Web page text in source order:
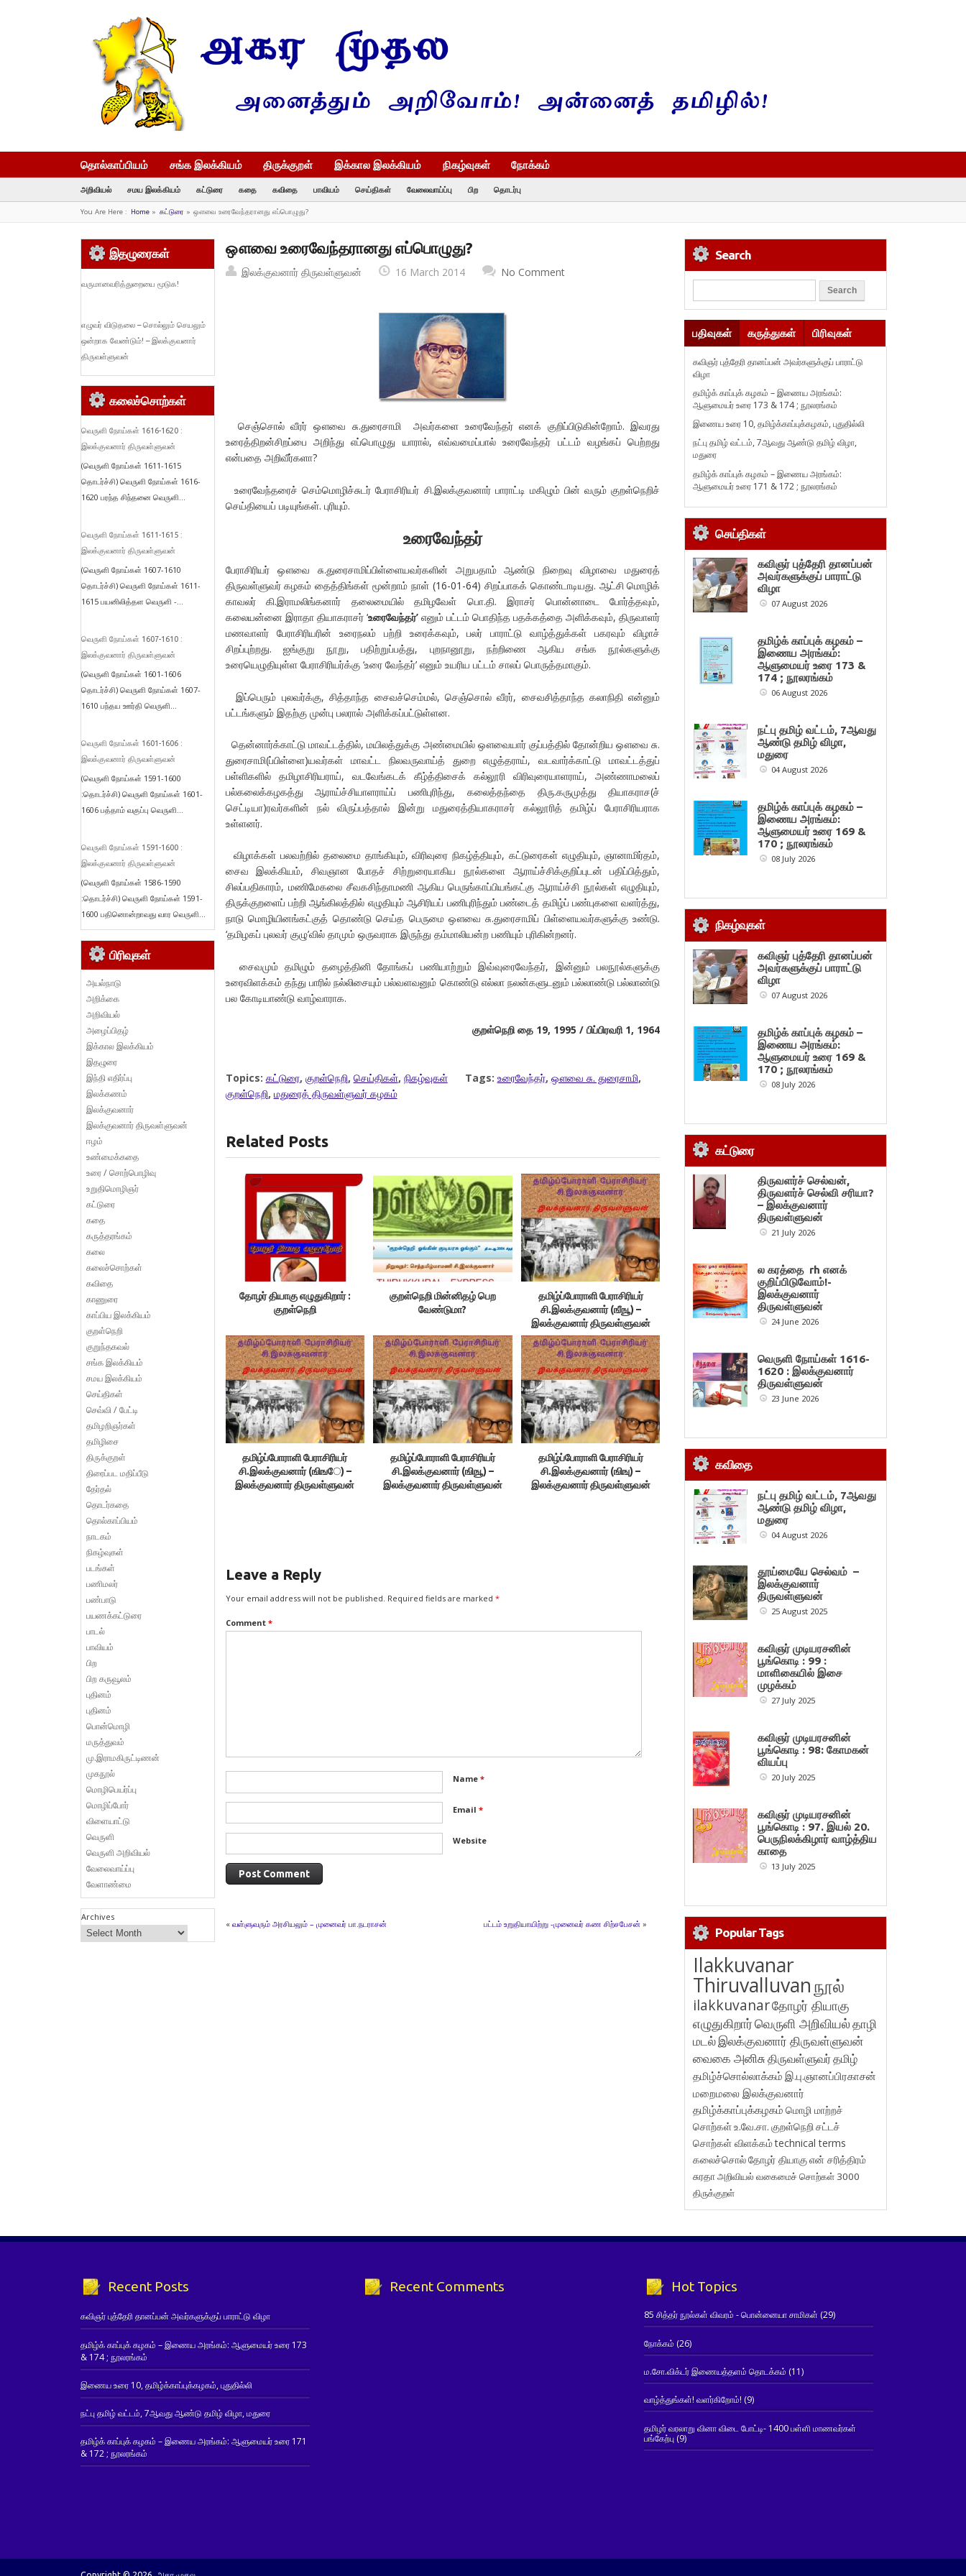
தொல்காப்பியம் சங்க இலக்கியம் திருக்குறள் இக்கால இலக்கியம் நிகழ்வுகள் நோக்கம்
அறிவியல் சமய இலக்கியம் கட்டுரை கதை கவிதை பாவியம் செய்திகள் வேலைவாய்ப்பு பிற தொடர்பு
You Are Here : Home» கட்டுரை » ஔவை உரைவேந்தரானது எப்பொழுது?
ஔவை உரைவேந்தரானது எப்பொழுது?
இலக்குவனார் திருவள்ளுவன் 16 March 2014 No Comment
செஞ்சொல் வீரர் ஔவை சு.துரைசாமி அவர்களை உரைவேந்தர் எனக் குறிப்பிடுகின்றோம். இவரது
உரைத்திறன்சிறப்பை அறிந்து எப்பொழுது யாரால், எவ்வமைப்பால் உரைவேந்தர் பட்டம் வழங்கப் பெற்றது
என்பதை அறிவீர்களா?
உரைவேந்தரைச் செம்மொழிச்சுடர் பேராசிரியர் சி.இலக்குவனார் பாராட்டி மகிழும் பின் வரும் குறள்நெறிச்
செய்தியைப் படியுங்கள். புரியும்.
உரைவேந்தர்
பேராசிரியர் ஔவை சு.துரைசாமிப்பிள்ளையவர்களின் அறுபதாம் ஆண்டு நிறைவு விழாவை மதுரைத்
திருவள்ளுவர் கழகம் தைத்திங்கள் மூன்றாம் நாள் (16-01-64) சிறப்பாகக் கொண்டாடியது. ஆட்சி மொழிக்
காவலர் கி.இராமலிங்கனார் தலைமையில் தமிழவேள் பொ.தி. இராசர் பொன்னாடை போர்த்தவும்,
கலையன்னை இராதா தியாகராசர் ‘உரைவேந்தர்’எனும் பட்டம் பொதிந்த பதக்கத்தை அளிக்கவும், திருவாளர்
மணவாளர் பேராசிரியரின் உரைநலம் பற்றி உரைக்கவும், பலர் பாராட்டு வாழ்த்துக்கள் பகரவும் விழாச்
சிறப்புற்றது. ஐங்குறு நூறு, பதிற்றுப்பத்து, புறநானூறு, நற்றிணை ஆகிய சங்க நூல்களுக்கு
உரையெழுதியுள்ள பேராசிரியர்க்கு ‘உரை வேந்தர்’ எனும் உயரிய பட்டம் சாலப் பொருத்தமாகும்.
இப்பெரும் புலவர்க்கு, சித்தாந்த சைவச்செம்மல், செஞ்சொல் வீரர், சைவசித்தாந்த கலாநிதி என்னும்
பட்டங்களும் இதற்கு முன்பு பலரால் அளிக்கப்பட்டுள்ளன.
தென்னார்க்காட்டு மாவட்டத்தில், மயிலத்துக்கு அண்மையில் ஔவையார் குப்பத்தில் தோன்றிய ஔவை சு.
துரைசாமி(ப்பிள்ளை)யவர்கள் மாவட்ட நிலவருவாய்த் துறை எழுத்தராய், வடவார்க்காட்டு மாவட்டத்துப்
பள்ளிகளில் தமிழாசிரியராய், வடவேங்கடக் கீழ்த்திசைக் கல்லூரி விரிவுரையாளராய், அண்ணாமலைப்
பல்கலைக்கழகத்து ஆராய்ச்சியாளராய்ப் பணிபுரிந்து, கலைத்தந்தை திரு.கருமுத்து தியாகராச(ச்
செட்டியா)ரவர்களின் நல் விருப்பத்தால் இன்று மதுரைத்தியாகராசர் கல்லூரித் தமிழ்ப் பேராசிரியராக
உள்ளனர்.
விழாக்கள் பலவற்றில் தலைமை தாங்கியும், விரிவுரை நிகழ்த்தியும், கட்டுரைகள் எழுதியும், ஞானாமிர்தம்,
சைவ இலக்கியம், சிவஞான போதச் சிற்றுரையாகிய நூல்களை ஆராய்ச்சிக்குறிப்புடன் பதிப்பித்தும்,
சிலப்பதிகாரம், மணிமேகலை சீவகசிந்தாமணி ஆகிய பெருங்காப்பியங்கட்கு ஆராய்ச்சி நூல்கள் எழுதியும்,
திருக்குறளைப் பற்றி ஆங்கிலத்தில் எழுதியும் ஆசிரியப் பணிபுரிந்தும் பண்டைத் தமிழ்ப் பண்புகளை வளர்த்து,
நாடு மொழியினங்கட்குத் தொண்டு செய்த பெருமை ஔவை சு.துரைசாமிப் பிள்ளையவர்களுக்கு உண்டு.
‘தமிழகப் புலவர் குழு’வில் தாமும் ஒருவராக இருந்து தம்மாலியன்ற பணியும் புரிகின்றனர்.
சைவமும் தமிழும் தழைத்தினி தோங்கப் பணியாற்றும் இவ்வுரைவேந்தர், இன்னும் பலநூல்களுக்கு
உரைவிளக்கம் தந்து பாரில் நல்லிசையும் பல்வளவனும் கொண்டு எல்லா நலன்களுடனும் பல்லாண்டு பல்லாண்டு
பல கோடியாண்டு வாழ்வாராக.
குறள்நெறி தை 19, 1995 / பிப்பிரவரி 1, 1964
Topics: கட்டுரை, குறள்நெறி, செய்திகள், நிகழ்வுகள் Tags: உரைவேந்தர், ஔவை சு. துரைசாமி,
குறள்நெறி, மதுரைத் திருவள்ளுவர் கழகம்
Related Posts
தோழர் தியாகு எழுதுகிறார் :
குறள்நெறி
குறள்நெறி மின்னிதழ் பெற
வேண்டுமா?
தமிழ்ப்போராளி பேராசிரியர்
சி.இலக்குவனார் (ஙீஙூ) –
இலக்குவனார் திருவள்ளுவன்
தமிழ்ப்போராளி பேராசிரியர்
சி.இலக்குவனார் (ஙிங‌‌ே) –
இலக்குவனார் திருவள்ளுவன்
தமிழ்ப்போராளி பேராசிரியர்
சி.இலக்குவனார் (ஙிஙூ) –
இலக்குவனார் திருவள்ளுவன்
தமிழ்ப்போராளி பேராசிரியர்
சி.இலக்குவனார் (ஙிஙு) –
இலக்குவனார் திருவள்ளுவன்
Leave a Reply
Your email address will not be published. Required fields are marked *
Comment *
Name *
Email *
Website
« வள்ளுவரும் அரசியலும் – முனைவர் பா.நடராசன் பட்டம் உறுதியாயிற்று -முனைவர் கண சிற்சபேசன் »
இதழுரைகள்
வருமானவரித்துறையை மூடுக!
எழுவர் விடுதலை – சொல்லும் செயலும்
ஒன்றாக வேண்டும்! – இலக்குவனார்
திருவள்ளுவன்
கலைச்சொற்கள்
வெருளி நோய்கள் 1616-1620 :
இலக்குவனார் திருவள்ளுவன்
(வெருளி நோய்கள் 1611-1615
தொடர்ச்சி) வெருளி நோய்கள் 1616-
1620 பரந்த சிந்தனை வெருளி...
வெருளி நோய்கள் 1611-1615 :
இலக்குவனார் திருவள்ளுவன்
(வெருளி நோய்கள் 1607-1610
தொடர்ச்சி) வெருளி நோய்கள் 1611-
1615 பயனிலித்தள வெருளி -...
வெருளி நோய்கள் 1607-1610 :
இலக்குவனார் திருவள்ளுவன்
(வெருளி நோய்கள் 1601-1606
தொடர்ச்சி) வெருளி நோய்கள் 1607-
1610 பந்தய ஊர்தி வெருளி...
வெருளி நோய்கள் 1601-1606 :
இலக்குவனார் திருவள்ளுவன்
(வெருளி நோய்கள் 1591-1600
:தொடர்ச்சி) வெருளி நோய்கள் 1601-
1606 பத்தாம் வகுப்பு வெருளி...
வெருளி நோய்கள் 1591-1600 :
இலக்குவனார் திருவள்ளுவன்
(வெருளி நோய்கள் 1586-1590
:தொடர்ச்சி) வெருளி நோய்கள் 1591-
1600 பதினொன்றாவது வார வெருளி...
பிரிவுகள்
அயல்நாடு
அறிக்கை
அறிவியல்
அழைப்பிதழ்
இக்கால இலக்கியம்
இதழுரை
இந்தி எதிர்ப்பு
இலக்கணம்
இலக்குவனார்
இலக்குவனார் திருவள்ளுவன்
ஈழம்
உண்மைக்கதை
உரை / சொற்பொழிவு
உறுதிமொழிஞர்
கட்டுரை
கதை
கருத்தரங்கம்
கலை
கலைச்சொற்கள்
கவிதை
காணுரை
காப்பிய இலக்கியம்
குறள்நெறி
குறுந்தகவல்
சங்க இலக்கியம்
சமய இலக்கியம்
செய்திகள்
செவ்வி / பேட்டி
தமிழறிஞர்கள்
தமிழிசை
திருக்குறள்
திரைப்பட மதிப்பீடு
தேர்தல்
தொடர்கதை
தொல்காப்பியம்
நாடகம்
நிகழ்வுகள்
படங்கள்
பணிமலர்
பண்பாடு
பயணக்கட்டுரை
பாடல்
பாவியம்
பிற
பிற கருவூலம்
புதினம்
புதினம்
பொன்மொழி
மருத்துவம்
மு.இராமகிருட்டிணன்
முகநூல்
மொழிபெயர்ப்பு
மொழிப்போர்
விளையாட்டு
வெருளி
வெருளி அறிவியல்
வேலைவாய்ப்பு
வேளாண்மை
Archives
Search
பதிவுகள் கருத்துகள் பிரிவுகள்
கவிஞர் புத்தேரி தானப்பன் அவர்களுக்குப் பாராட்டு
விழா
தமிழ்க் காப்புக் கழகம் – இணைய அரங்கம்:
ஆளுமையர் உரை 173 & 174 ; நூலரங்கம்
இணைய உரை 10, தமிழ்க்காப்புக்கழகம், புதுதில்லி
நட்பு தமிழ் வட்டம், 7ஆவது ஆண்டு தமிழ் விழா,
மதுரை
தமிழ்க் காப்புக் கழகம் – இணைய அரங்கம்:
ஆளுமையர் உரை 171 & 172 ; நூலரங்கம்
செய்திகள்
கவிஞர் புத்தேரி தானப்பன்
அவர்களுக்குப் பாராட்டு
விழா
07 August 2026
தமிழ்க் காப்புக் கழகம் –
இணைய அரங்கம்:
ஆளுமையர் உரை 173 &
174 ; நூலரங்கம்
06 August 2026
நட்பு தமிழ் வட்டம், 7ஆவது
ஆண்டு தமிழ் விழா,
மதுரை
04 August 2026
தமிழ்க் காப்புக் கழகம் –
இணைய அரங்கம்:
ஆளுமையர் உரை 169 &
170 ; நூலரங்கம்
08 July 2026
நிகழ்வுகள்
கவிஞர் புத்தேரி தானப்பன்
அவர்களுக்குப் பாராட்டு
விழா
07 August 2026
தமிழ்க் காப்புக் கழகம் –
இணைய அரங்கம்:
ஆளுமையர் உரை 169 &
170 ; நூலரங்கம்
08 July 2026
கட்டுரை
திருவளர்ச் செல்வன்,
திருவளர்ச் செல்வி சரியா?
– இலக்குவனார்
திருவள்ளுவன்
21 July 2026
ல கரத்தை rh எனக்
குறிப்பிடுவோம்!-
இலக்குவனார்
திருவள்ளுவன்
24 June 2026
வெருளி நோய்கள் 1616-
1620 : இலக்குவனார்
திருவள்ளுவன்
23 June 2026
கவிதை
நட்பு தமிழ் வட்டம், 7ஆவது
ஆண்டு தமிழ் விழா,
மதுரை
04 August 2026
தூய்மையே செல்வம் –
இலக்குவனார்
திருவள்ளுவன்
25 August 2025
கவிஞர் முடியரசனின்
பூங்கொடி : 99 :
மாளிகையில் இசை
முழக்கம்
27 July 2025
கவிஞர் முடியரசனின்
பூங்கொடி : 98: கோமகன்
வியப்பு
20 July 2025
கவிஞர் முடியரசனின்
பூங்கொடி : 97. இயல் 20.
பெருநிலக்கிழார் வாழ்த்திய
காதை
13 July 2025
Popular Tags
Ilakkuvanar
Thiruvalluvanநூல்
ilakkuvanarதோழர் தியாகு
எழுதுகிறார்வெருளி அறிவியல்தாழி
மடல்இலக்குவனார் திருவள்ளுவன்
வைகை அனிசுதிருவள்ளுவர்தமிழ்
தமிழ்ச்சொல்லாக்கம் இ.பு.ஞானப்பிரகாசன்
மறைமலை இலக்குவனார்
தமிழ்க்காப்புக்கழகம் மொழி மாற்றச்
சொற்கள்உ.வே.சா. குறள்நெறி சட்டச்
சொற்கள் விளக்கம்technical terms
கலைச்சொல்தோழர் தியாகுஎன் சரித்திரம்
சுரதாஅறிவியல் வகைமைச் சொற்கள் 3000
திருக்குறள்
Recent Posts
கவிஞர் புத்தேரி தானப்பன் அவர்களுக்குப் பாராட்டு விழா
தமிழ்க் காப்புக் கழகம் – இணைய அரங்கம்: ஆளுமையர் உரை 173
& 174 ; நூலரங்கம்
இணைய உரை 10, தமிழ்க்காப்புக்கழகம், புதுதில்லி
நட்பு தமிழ் வட்டம், 7ஆவது ஆண்டு தமிழ் விழா, மதுரை
தமிழ்க் காப்புக் கழகம் – இணைய அரங்கம்: ஆளுமையர் உரை 171
& 172 ; நூலரங்கம்
Recent Comments Hot Topics
85 சித்தர் நூல்கள் விவரம் - பொன்னையா சாமிகள் (29)
நோக்கம் (26)
ம.சோ.விக்டர் இணையத்தளம் தொடக்கம் (11)
வாழ்த்துங்கள்! வளர்கிறோம்! (9)
தமிழர் வரலாறு வினா விடை போட்டி- 1400 பள்ளி மாணவர்கள்
பங்கேற்பு(9)